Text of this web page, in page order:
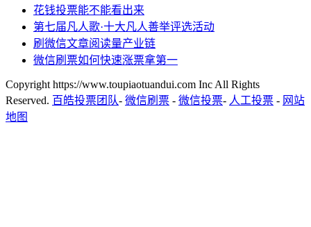
花钱投票能不能看出来
第七届凡人歌·十大凡人善举评选活动
刷微信文章阅读量产业链
微信刷票如何快速涨票拿第一
Copyright https://www.toupiaotuandui.com Inc All Rights
Reserved. 百皓投票团队- 微信刷票 - 微信投票- 人工投票 - 网站
地图